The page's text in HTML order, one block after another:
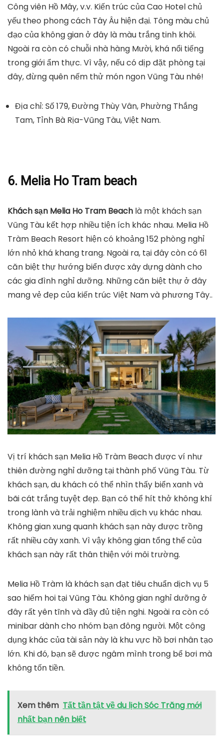
Công viên Hồ Mây, v.v. Kiến trúc của Cao Hotel chủ
yếu theo phong cách Tây Âu hiện đại. Tông màu chủ
đạo của không gian ở đây là màu trắng tinh khôi.
Ngoài ra còn có chuỗi nhà hàng Mười, khá nổi tiếng
trong giới ẩm thực. Vì vậy, nếu có dịp đặt phòng tại
đây, đừng quên nếm thử món ngon Vũng Tàu nhé!
Địa chỉ: Số 179, Đường Thùy Vân, Phường Thắng
Tam, Tỉnh Bà Rịa-Vũng Tàu, Việt Nam.
6. Melia Ho Tram beach
Khách sạn Melia Ho Tram Beach là một khách sạn
Vũng Tàu kết hợp nhiều tiện ích khác nhau. Melia Hồ
Tràm Beach Resort hiện có khoảng 152 phòng nghỉ
lớn nhỏ khá khang trang. Ngoài ra, tại đây còn có 61
căn biệt thự hướng biển được xây dựng dành cho
các gia đình nghỉ dưỡng. Những căn biệt thự ở đây
mang vẻ đẹp của kiến ​​trúc Việt Nam và phương Tây..
Vị trí khách sạn Melia Hồ Tràm Beach được ví như
thiên đường nghỉ dưỡng tại thành phố Vũng Tàu. Từ
khách sạn, du khách có thể nhìn thấy biển xanh và
bãi cát trắng tuyệt đẹp. Bạn có thể hít thở không khí
trong lành và trải nghiệm nhiều dịch vụ khác nhau.
Không gian xung quanh khách sạn này được trồng
rất nhiều cây xanh. Vì vậy không gian tổng thể của
khách sạn này rất thân thiện với môi trường.
Melia Hồ Tràm là khách sạn đạt tiêu chuẩn dịch vụ 5
sao hiếm hoi tại Vũng Tàu. Không gian nghỉ dưỡng ở
đây rất yên tĩnh và đầy đủ tiện nghi. Ngoài ra còn có
minibar dành cho nhóm bạn đông người. Một công
dụng khác của tài sản này là khu vực hồ bơi nhân tạo
lớn. Khi đó, bạn sẽ được ngâm mình trong bể bơi mà
không tốn tiền.
Xem thêm Tất tần tật về du lịch Sóc Trăng mới
nhất bạn nên biết